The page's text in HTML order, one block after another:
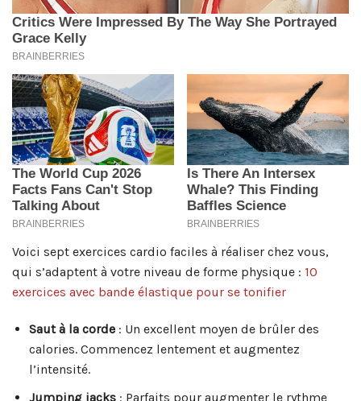
Voici sept exercices cardio faciles à réaliser chez vous,
qui s’adaptent à votre niveau de forme physique : 10
exercices avec bande élastique pour se tonifier
Saut à la corde: Un excellent moyen de brûler des
calories. Commencez lentement et augmentez
l’intensité.
Jumping jacks: Parfaits pour augmenter le rythme